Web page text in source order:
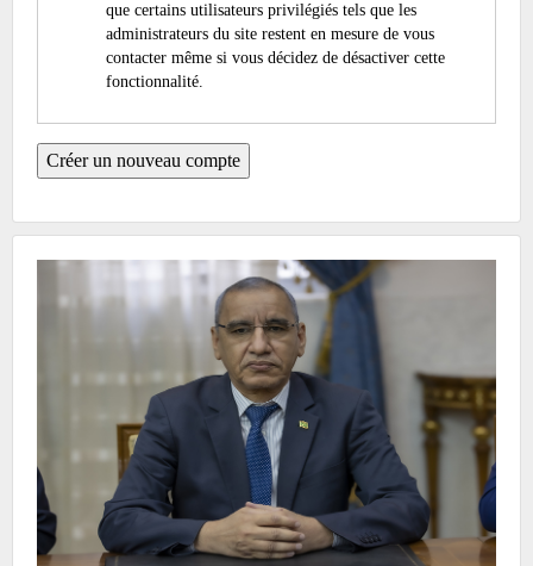
que certains utilisateurs privilégiés tels que les
administrateurs du site restent en mesure de vous
contacter même si vous décidez de désactiver cette
fonctionnalité.